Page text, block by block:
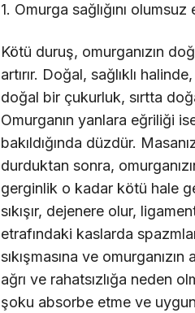
1. Omurga sağlığını olumsuz
Kötü duruş, omurganızın
artırır. Doğal, sağlıklı
doğal bir çukurluk, sırtta
Omurganın yanlara eğriliği
bakıldığında düzdür.
durduktan sonra,
gerginlik o kadar kötü hale
sıkışır, dejenere olur,
etrafındaki kaslarda
sıkışmasına ve
ağrı ve rahatsızlığa neden
şoku absorbe etme ve